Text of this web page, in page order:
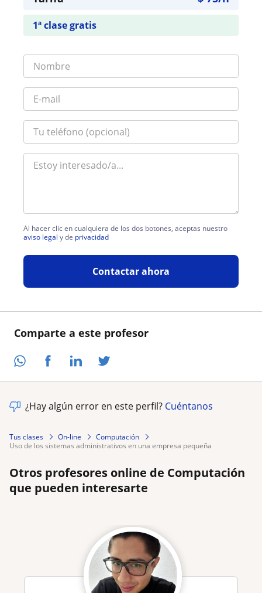
Comparte a este profesor
1ª clase gratis
Al hacer clic en cualquiera de los dos botones, aceptas nuestro
aviso legal y de privacidad
Contactar ahora
¿Hay algún error en este perfil? Cuéntanos
Tus clases On-line
Computación
uso de los sistemas administrativos en una empresa pequeña
Otros profesores online de Computación
que pueden interesarte